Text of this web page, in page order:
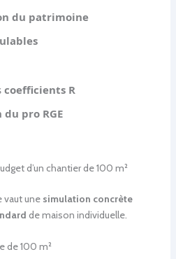
du patrimoine
coefficients R
pro RGE
d’un chantier de 100 m²
vaut une simulation concrète
de maison individuelle.
de 100 m²